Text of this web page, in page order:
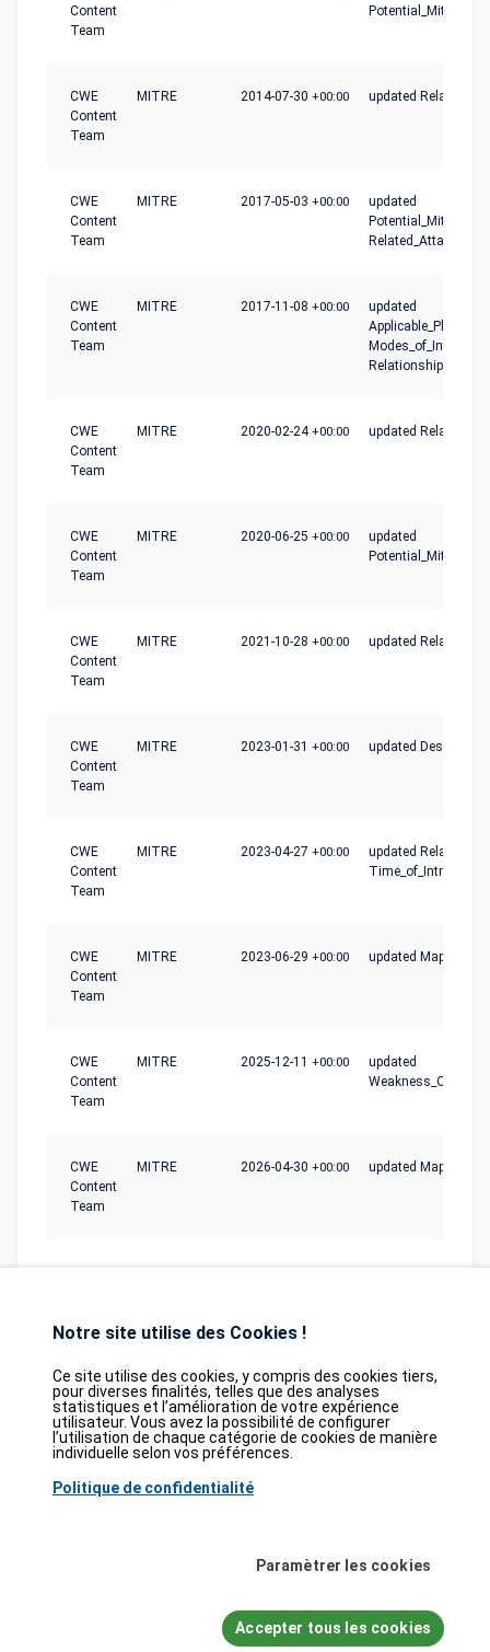
Content
Team
CWE
Content
Team
MITRE 2014-07-30 +00:00 updated
CWE
Content
Team
MITRE 2017-05-03 +00:00
updated
CWE
Content
Team
MITRE 2017-11-08 +00:00
updated
Relationships
CWE
Content
Team
MITRE 2020-02-24+00:00 updated
CWE
Content
Team
MITRE 2020-06-25 +00:00
updated
CWE
Content
Team
MITRE 2021-10-28 +00:00 updated
CWE
Content
Team
MITRE 2023-01-31 +00:00 updated Description
CWE
Content
Team
MITRE 2023-04-27 +00:00
updated
CWE
Content
Team
MITRE 2023-06-29 +00:00 updated
CWE
Content
Team
MITRE 2025-12-11 +00:00
updated
CWE
Content
Team
MITRE 2026-04-30 +00:00 updated
tesweb SA
Database
Partners
GDPR Contact Purchase
des vulnérabilités activement exploitées (KEV) provient de laCybersecurity
. Enfin, les données relatives aux faiblesses logicielles
(CWE) et aux schémas d'attaque courants (CAPEC) sont maintenues par
, et les informations sur les configurations logicielles et
Notre site utilise des Cookies !
Ce site utilise des cookies, y compris des cookies tiers,
pour diverses finalités, telles que des analyses
statistiques et l’amélioration de votre expérience
utilisateur. Vous avez la possibilité de configurer
l’utilisation de chaque catégorie de cookies de manière
individuelle selon vos préférences.
Politique de confidentialité
Paramètrer les cookies
Accepter tous les cookies